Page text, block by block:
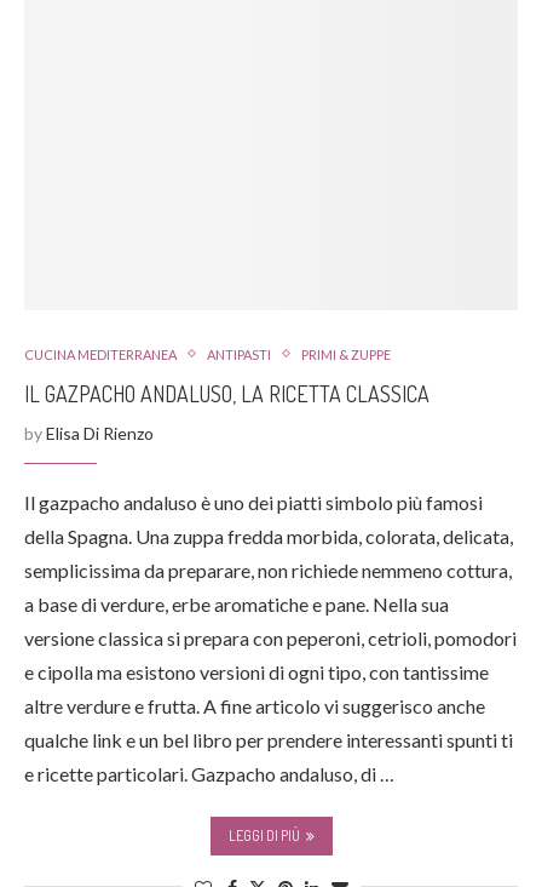
CUCINA MEDITERRANEA ANTIPASTI PRIMI & ZUPPE
IL GAZPACHO ANDALUSO, LA RICETTA CLASSICA
byElisa Di Rienzo
Il gazpacho andaluso è uno dei piatti simbolo più famosi
della Spagna. Una zuppa fredda morbida, colorata, delicata,
semplicissima da preparare, non richiede nemmeno cottura,
a base di verdure, erbe aromatiche e pane. Nella sua
versione classica si prepara con peperoni, cetrioli, pomodori
e cipolla ma esistono versioni di ogni tipo, con tantissime
altre verdure e frutta. A fine articolo vi suggerisco anche
qualche link e un bel libro per prendere interessanti spunti ti
e ricette particolari. Gazpacho andaluso, di …
LEGGI DI PIÙ